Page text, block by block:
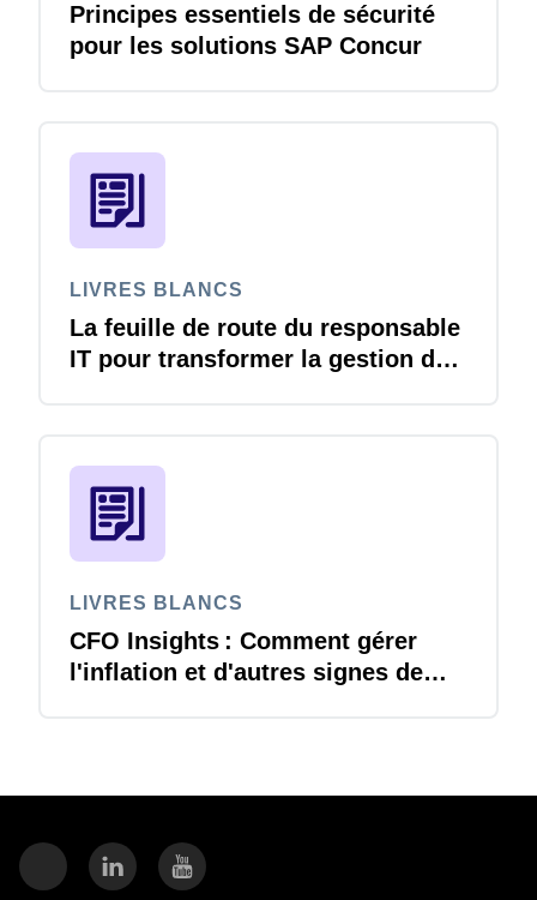
Principes essentiels de sécurité
pour les solutions SAP Concur
LIVRES BLANCS
La feuille de route du responsable
IT pour transformer la gestion des
LIVRES BLANCS
CFO Insights : Comment gérer
l'inflation et d'autres signes de